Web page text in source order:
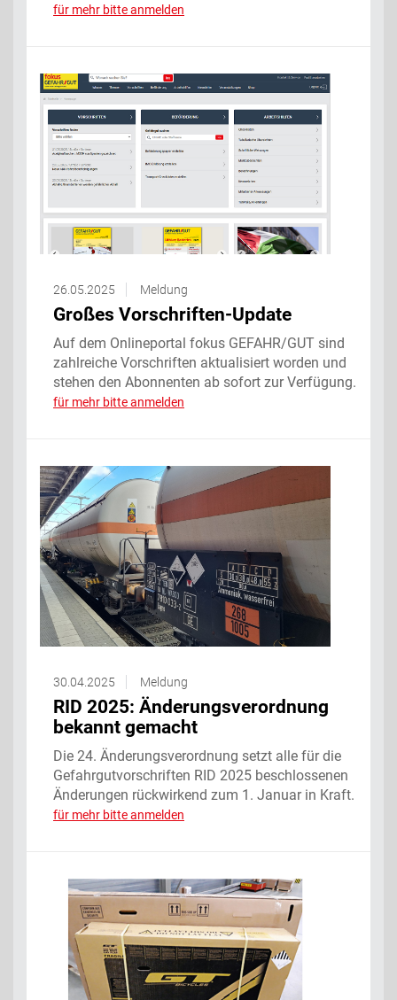
für mehr bitte anmelden
26.05.2025 Meldung
Großes Vorschriften-Update
Auf dem Onlineportal fokus GEFAHR/GUT sind
zahlreiche Vorschriften aktualisiert worden und
stehen den Abonnenten ab sofort zur Verfügung.
für mehr bitte anmelden
30.04.2025 Meldung
RID 2025: Änderungsverordnung
bekannt gemacht
Die 24. Änderungsverordnung setzt alle für die
Gefahrgutvorschriften RID 2025 beschlossenen
Änderungen rückwirkend zum 1. Januar in Kraft.
für mehr bitte anmelden